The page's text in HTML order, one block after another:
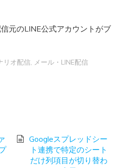
元のLINE公式アカウントがブ
リオ配信 メール・LINE配信
Googleスプレッドシー
ト連携で特定のシート
だけ列項目が切り替わ